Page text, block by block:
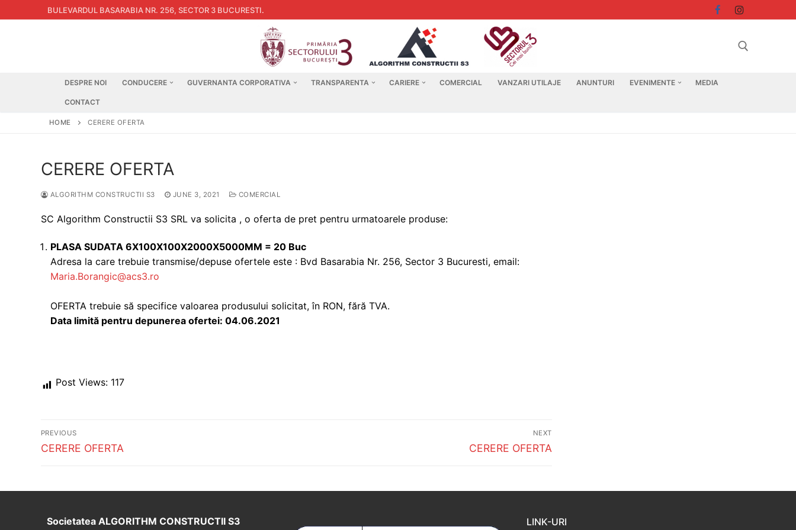
to
BULEVARDUL BASARABIA NR. 256, SECTOR 3 BUCURESTI.
DESPRE NOI CONDUCERE GUVERNANTA CORPORATIVA TRANSPARENTA CARIERE COMERCIAL VANZARI UTILAJE ANUNTURI EVENIMENTE MEDIA
CONTACT
HOME CERERE OFERTA
CERERE OFERTA
ALGORITHM CONSTRUCTII S3 JUNE 3, 2021 COMERCIAL
SC Algorithm Constructii S3 SRL va solicita , o oferta de pret pentru urmatoarele produse:
PLASA SUDATA 6X100X100X2000X5000MM = 20 Buc
Adresa la care trebuie transmise/depuse ofertele este : Bvd Basarabia Nr. 256, Sector 3 Bucuresti, email:
Maria.Borangic@acs3.ro
OFERTA trebuie să specifice valoarea produsului solicitat, în RON, fără TVA.
Data limită pentru depunerea ofertei: 04.06.2021
Post Views: 117
Post
navigation
PREVIOUS
Previous
CERERE OFERTA
NEXT
Next
CERERE OFERTA
Societatea ALGORITHM CONSTRUCTII S3 LINK-URI